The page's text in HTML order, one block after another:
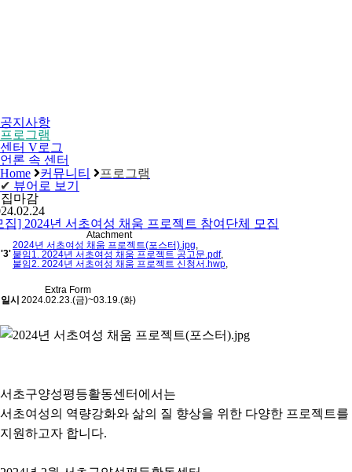
공지사항
프로그램
센터 V로그
언론 속 센터
Home
커뮤니티
프로그램
✔ 뷰어로 보기
마감
집] 2024년 서초여성 채움 프로젝트 참여단체 모집
Atachment
'3'
2024년 서초여성 채움 프로젝트(포스터).jpg
붙임1. 2024년 서초여성 채움 프로젝트 공고문.pdf,
붙임2. 2024년 서초여성 채움 프로젝트 신청서.hwp
Extra Form
일시 2024.02.23.(금)~03.19.(화)
서초구양성평등활동센터에서는
서초여성의 역량강화와 삶의 질 향상을 위한 다양한 프로젝트를
지원하고자 합니다.